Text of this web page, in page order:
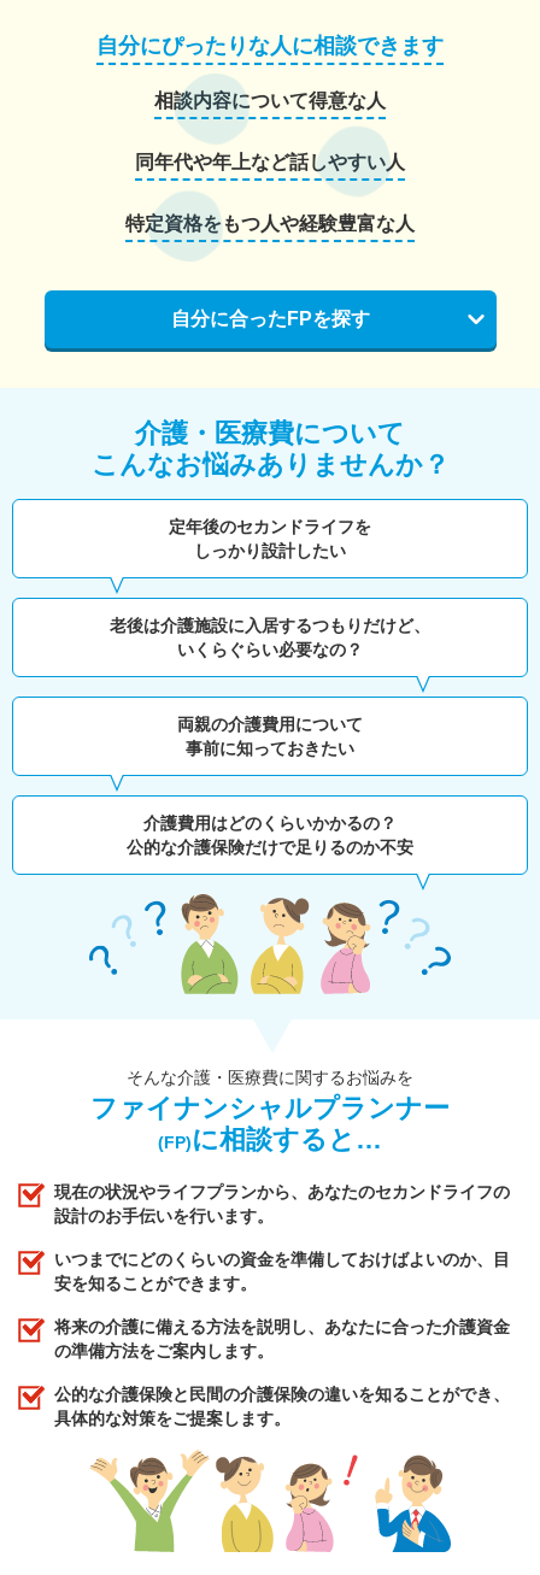
自分にぴったりな人に相談できます
相談内容について得意な人
同年代や年上など話しやすい人
特定資格をもつ人や経験豊富な人
自分に合ったFPを探す
介護・医療費について
こんなお悩みありませんか？
定年後のセカンドライフを
しっかり設計したい
老後は介護施設に入居するつもりだけど、
いくらぐらい必要なの？
両親の介護費用について
事前に知っておきたい
介護費用はどのくらいかかるの？
公的な介護保険だけで足りるのか不安
そんな介護・医療費に関するお悩みを
ファイナンシャルプランナー
(FP)に相談すると…
現在の状況やライフプランから、あなたのセカンドライフの
設計のお手伝いを行います。
いつまでにどのくらいの資金を準備しておけばよいのか、目
安を知ることができます。
将来の介護に備える方法を説明し、あなたに合った介護資金
の準備方法をご案内します。
公的な介護保険と民間の介護保険の違いを知ることができ、
具体的な対策をご提案します。